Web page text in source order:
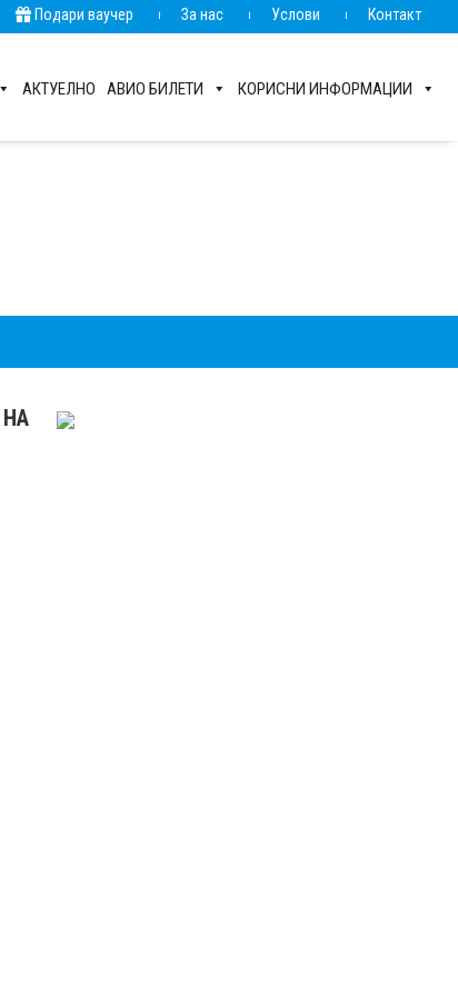
Подари ваучер За нас Услови Контакт
АКТУЕЛНО АВИО БИЛЕТИ КОРИСНИ ИНФОРМАЦИИ